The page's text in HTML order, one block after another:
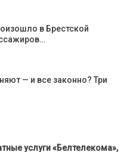
в Брестской
— и все законно? Три
услуги «Белтелекома»,